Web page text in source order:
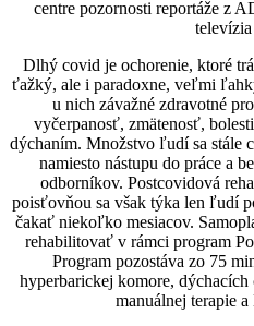
centre pozornosti reportáže z
Dlhý covid je ochorenie, ktoré
ťažký, ale i paradoxne, veľmi
u nich závažné zdravotné
vyčerpanosť, zmätenosť,
dýchaním. Množstvo ľudí sa stále
namiesto nástupu do práce a
odborníkov. Postcovidová
poisťovňou sa však týka len ľudí
čakať niekoľko mesiacov.
rehabilitovať v rámci program
Program pozostáva zo 75
hyperbarickej komore,
manuálnej terapie